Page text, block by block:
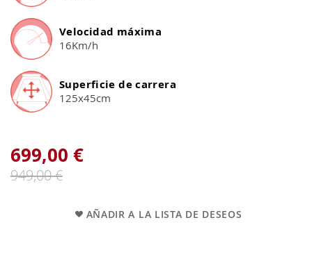
Velocidad máxima
16Km/h
Superficie de carrera
125x45cm
949,00 €
699,00 €
AÑADIR A LA LISTA DE DESEOS